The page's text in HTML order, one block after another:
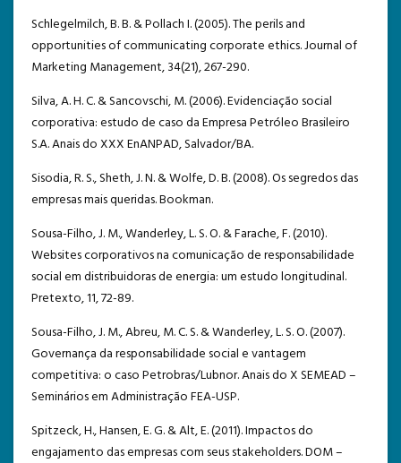
Schlegelmilch, B. B. & Pollach I. (2005). The perils and
opportunities of communicating corporate ethics. Journal of
Marketing Management, 34(21), 267-290.
Silva, A. H. C. & Sancovschi, M. (2006). Evidenciação social
corporativa: estudo de caso da Empresa Petróleo Brasileiro
S.A. Anais do XXX EnANPAD, Salvador/BA.
Sisodia, R. S., Sheth, J. N. & Wolfe, D. B. (2008). Os segredos das
empresas mais queridas. Bookman.
Sousa-Filho, J. M., Wanderley, L. S. O. & Farache, F. (2010).
Websites corporativos na comunicação de responsabilidade
social em distribuidoras de energia: um estudo longitudinal.
Pretexto, 11, 72-89.
Sousa-Filho, J. M., Abreu, M. C. S. & Wanderley, L. S. O. (2007).
Governança da responsabilidade social e vantagem
competitiva: o caso Petrobras/Lubnor. Anais do X SEMEAD –
Seminários em Administração FEA-USP.
Spitzeck, H., Hansen, E. G. & Alt, E. (2011). Impactos do
engajamento das empresas com seus stakeholders. DOM –